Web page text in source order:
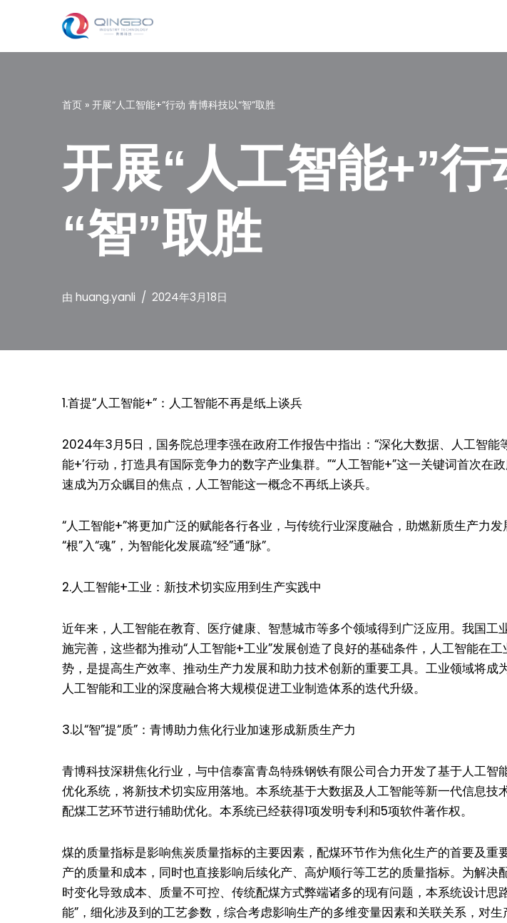
首页 » 开展“人工智能+”行动 青博科技以“智”取胜
开展“人工智能+”
“智”取胜
由 huang.yanli 2024年3月18日
1.首提“人工智能+”：人工智能不再是纸上谈兵
2024年3月5日，国务院总理李强在政府工作报告中指出：“深化大数据、人工智能
能+’行动，打造具有国际竞争力的数字产业集群。”“人工智能+”这一关键词首次在
速成为万众瞩目的焦点，人工智能这一概念不再纸上谈兵。
“人工智能+”将更加广泛的赋能各行各业，与传统行业深度融合，助燃新质生产力
“根”入“魂”，为智能化发展疏“经”通“脉”。
2.人工智能+工业：新技术切实应用到生产实践中
近年来，人工智能在教育、医疗健康、智慧城市等多个领域得到广泛应用。我国工
施完善，这些都为推动“人工智能+工业”发展创造了良好的基础条件，人工智能在
势，是提高生产效率、推动生产力发展和助力技术创新的重要工具。工业领域将成
人工智能和工业的深度融合将大规模促进工业制造体系的迭代升级。
3.以“智”提“质”：青博助力焦化行业加速形成新质生产力
青博科技深耕焦化行业，与中信泰富青岛特殊钢铁有限公司合力开发了基于人工智
优化系统，将新技术切实应用落地。本系统基于大数据及人工智能等新一代信息技
配煤工艺环节进行辅助优化。本系统已经获得1项发明专利和5项软件著作权。
煤的质量指标是影响焦炭质量指标的主要因素，配煤环节作为焦化生产的首要及重
产的质量和成本，同时也直接影响后续化产、高炉顺行等工艺的质量指标。为解决
时变化导致成本、质量不可控、传统配煤方式弊端诸多的现有问题，本系统设计思
能”，细化涉及到的工艺参数，综合考虑影响生产的多维变量因素和关联关系，对